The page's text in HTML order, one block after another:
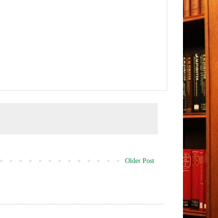
Older Post